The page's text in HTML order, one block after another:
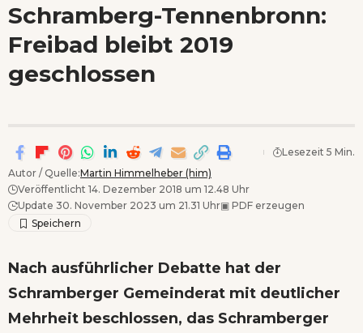
Schramberg-Tennenbronn:
Freibad bleibt 2019
geschlossen
Autor / Quelle:Martin Himmelheber (him)
Veröffentlicht 14. Dezember 2018 um 12.48 Uhr
Update 30. November 2023 um 21.31 Uhr▣ PDF erzeugen
Lesezeit 5 Min.
Nach ausführlicher Debatte hat der
Schramberger Gemeinderat mit deutlicher
Mehrheit beschlossen, das Schramberger